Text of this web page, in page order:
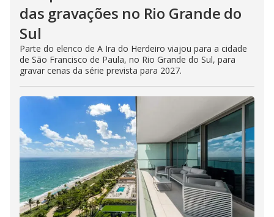
das gravações no Rio Grande do
Sul
Parte do elenco de A Ira do Herdeiro viajou para a cidade
de São Francisco de Paula, no Rio Grande do Sul, para
gravar cenas da série prevista para 2027.